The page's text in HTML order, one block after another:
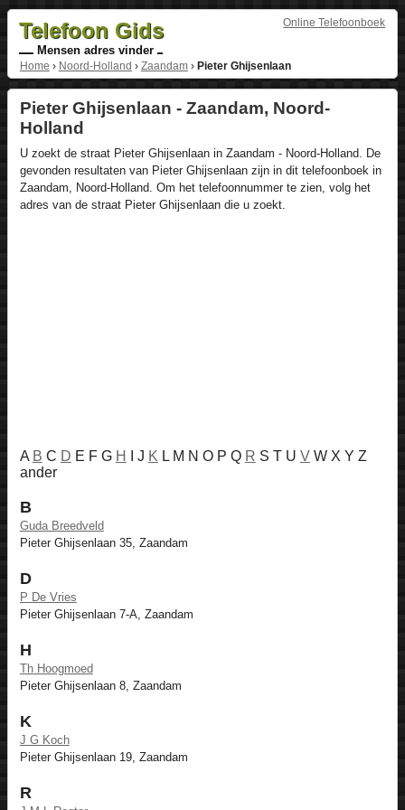
Online Telefoonboek
Telefoon Gids
Mensen adres vinder
Home › Noord-Holland › Zaandam› Pieter Ghijsenlaan
Pieter Ghijsenlaan - Zaandam, Noord-
Holland
U zoekt de straat Pieter Ghijsenlaan in Zaandam - Noord-Holland. De
gevonden resultaten van Pieter Ghijsenlaan zijn in dit telefoonboek in
Zaandam, Noord-Holland. Om het telefoonnummer te zien, volg het
adres van de straat Pieter Ghijsenlaan die u zoekt.
A B C D E F G H I J KL M N O P Q R S T U V W X Y Z
ander
B
Guda Breedveld
Pieter Ghijsenlaan 35, Zaandam
D
P De Vries
Pieter Ghijsenlaan 7-A, Zaandam
H
Th Hoogmoed
Pieter Ghijsenlaan 8, Zaandam
K
J G Koch
Pieter Ghijsenlaan 19, Zaandam
R